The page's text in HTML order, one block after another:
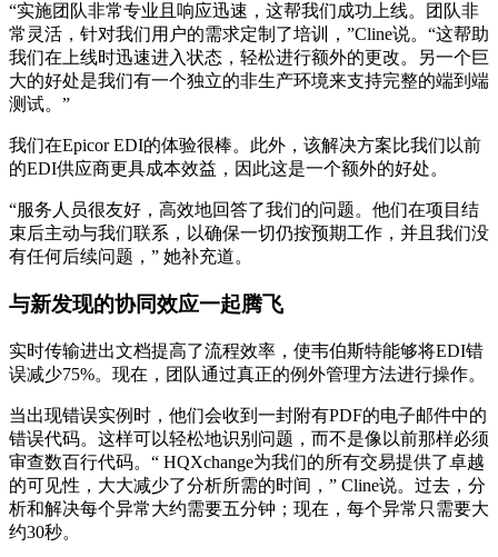
“实施团队非常专业且响应迅速，这帮我们成功上线。团队非
常灵活，针对我们用户的需求定制了培训，”Cline说。“这帮助
我们在上线时迅速进入状态，轻松进行额外的更改。另一个巨
大的好处是我们有一个独立的非生产环境来支持完整的端到端
测试。”
我们在Epicor EDI的体验很棒。此外，该解决方案比我们以前
的EDI供应商更具成本效益，因此这是一个额外的好处。
“服务人员很友好，高效地回答了我们的问题。他们在项目结
束后主动与我们联系，以确保一切仍按预期工作，并且我们没
有任何后续问题，” 她补充道。
与新发现的协同效应一起腾飞
实时传输进出文档提高了流程效率，使韦伯斯特能够将EDI错
误减少75%。现在，团队通过真正的例外管理方法进行操作。
当出现错误实例时，他们会收到一封附有PDF的电子邮件中的
错误代码。这样可以轻松地识别问题，而不是像以前那样必须
审查数百行代码。“ HQXchange为我们的所有交易提供了卓越
的可见性，大大减少了分析所需的时间，” Cline说。过去，分
析和解决每个异常大约需要五分钟；现在，每个异常只需要大
约30秒。